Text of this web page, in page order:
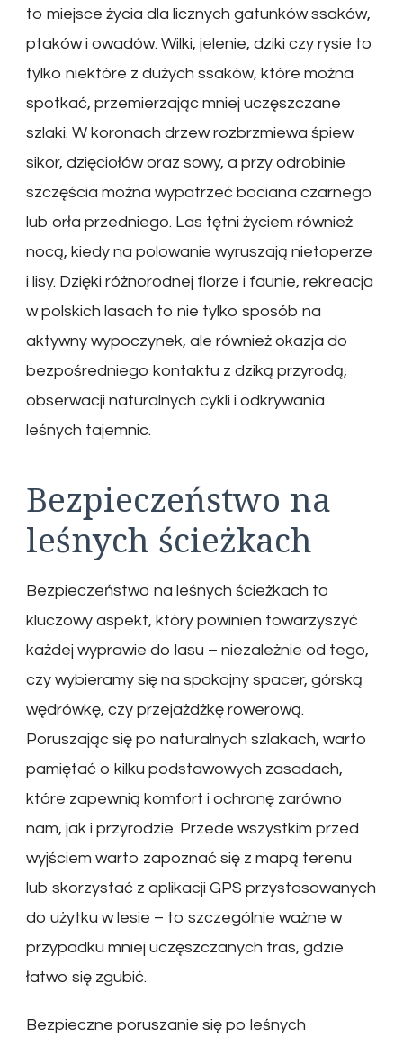
to miejsce życia dla licznych gatunków ssaków,
ptaków i owadów. Wilki, jelenie, dziki czy rysie to
tylko niektóre z dużych ssaków, które można
spotkać, przemierzając mniej uczęszczane
szlaki. W koronach drzew rozbrzmiewa śpiew
sikor, dzięciołów oraz sowy, a przy odrobinie
szczęścia można wypatrzeć bociana czarnego
lub orła przedniego. Las tętni życiem również
nocą, kiedy na polowanie wyruszają nietoperze
i lisy. Dzięki różnorodnej florze i faunie, rekreacja
w polskich lasach to nie tylko sposób na
aktywny wypoczynek, ale również okazja do
bezpośredniego kontaktu z dziką przyrodą,
obserwacji naturalnych cykli i odkrywania
leśnych tajemnic.
Bezpieczeństwo na
leśnych ścieżkach
Bezpieczeństwo na leśnych ścieżkach to
kluczowy aspekt, który powinien towarzyszyć
każdej wyprawie do lasu – niezależnie od tego,
czy wybieramy się na spokojny spacer, górską
wędrówkę, czy przejażdżkę rowerową.
Poruszając się po naturalnych szlakach, warto
pamiętać o kilku podstawowych zasadach,
które zapewnią komfort i ochronę zarówno
nam, jak i przyrodzie. Przede wszystkim przed
wyjściem warto zapoznać się z mapą terenu
lub skorzystać z aplikacji GPS przystosowanych
do użytku w lesie – to szczególnie ważne w
przypadku mniej uczęszczanych tras, gdzie
łatwo się zgubić.
Bezpieczne poruszanie się po leśnych